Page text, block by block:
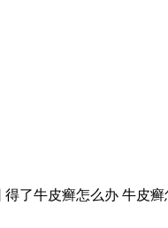
得了牛皮癣怎么办 牛皮癣